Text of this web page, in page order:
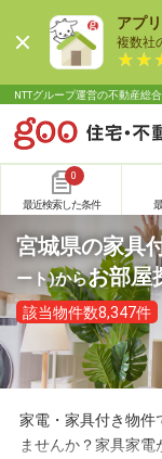
アプ
複数社
NTTグループ運営の不動産総
0
最近検索した条件
宮城県の家具
ート)からお部屋
該当物件数8,347件
家電・家具付き物件
ませんか？家具家電